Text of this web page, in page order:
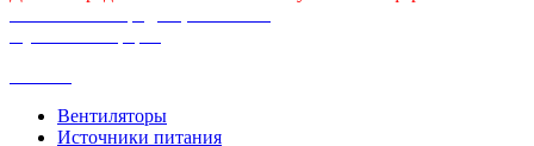
Вентиляторы
Источники питания